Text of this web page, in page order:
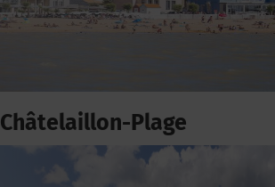
Châtelaillon-Plage